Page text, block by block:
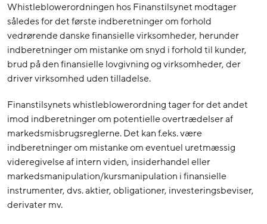
Whistleblowerordningen hos Finanstilsynet modtager
således for det første indberetninger om forhold
vedrørende danske finansielle virksomheder, herunder
indberetninger om mistanke om snyd i forhold til kunder,
brud på den finansielle lovgivning og virksomheder, der
driver virksomhed uden tilladelse.
Finanstilsynets whistleblowerordning tager for det andet
imod indberetninger om potentielle overtrædelser af
markedsmisbrugsreglerne. Det kan f.eks. være
indberetninger om mistanke om eventuel uretmæssig
videregivelse af intern viden, insiderhandel eller
markedsmanipulation/kursmanipulation i finansielle
instrumenter, dvs. aktier, obligationer, investeringsbeviser,
derivater mv.